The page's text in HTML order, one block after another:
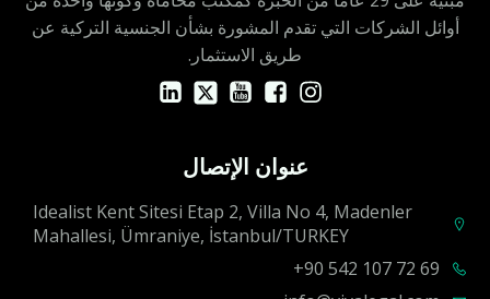
أوائل الشركات التي تقدم المشورة بشأن الجنسية التركية عن
طريق الاستثمار.
عنوان الإتصال
Idealist Kent Sitesi Etap 2, Villa No 4, Madenler
Mahallesi, Ümraniye, İstanbul/TURKEY
90 542 107 72 69+